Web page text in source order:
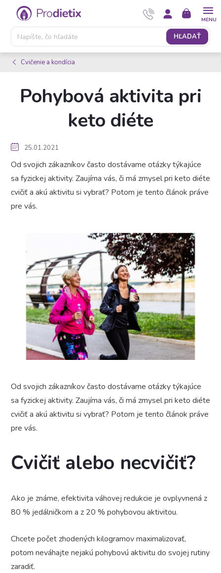
Prejsť
obsah
HĽADAŤ
NÁKUPNÝ
KOŠÍK
Cvičenie a kondícia
Pohybová aktivita pri
keto diéte
25.01.2021
Od svojich zákazníkov často dostávame otázky týkajúce
sa fyzickej aktivity. Zaujíma vás, či má zmysel pri keto diéte
cvičiť a akú aktivitu si vybrať? Potom je tento článok práve
pre vás.
Od svojich zákazníkov často dostávame otázky týkajúce
sa fyzickej aktivity. Zaujíma vás, či má zmysel pri keto diéte
cvičiť a akú aktivitu si vybrať? Potom je tento článok práve
pre vás.
Cvičiť alebo necvičiť?
Ako je známe, efektivita váhovej redukcie je ovplyvnená z
80 % jedálničkom a z 20 % pohybovou aktivitou.
Chcete počet zhodených kilogramov maximalizovať,
potom neváhajte nejakú pohybovú aktivitu do svojej rutiny
zaradiť.